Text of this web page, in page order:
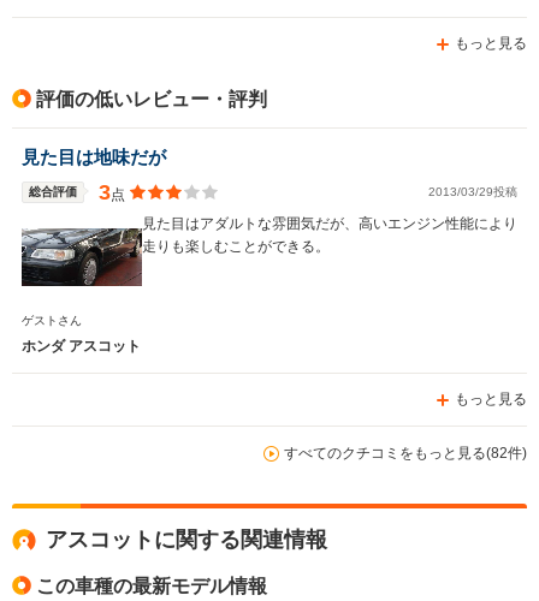
もっと見る
評価の低いレビュー・評判
見た目は地味だが
総合評価 3点 2013/03/29投稿
見た目はアダルトな雰囲気だが、高いエンジン性能により
走りも楽しむことができる。
ゲストさん
ホンダ アスコット
もっと見る
すべてのクチコミをもっと見る(82件)
アスコットに関する関連情報
この車種の最新モデル情報